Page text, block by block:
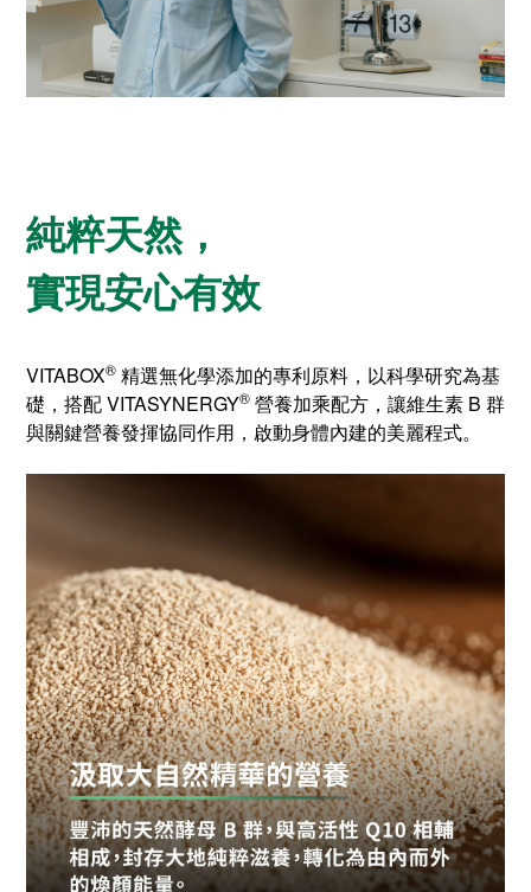
純粹天然，
實現安心有效
VITABOX® 精選無化學添加的專利原料，以科學研究為基
礎，搭配 VITASYNERGY® 營養加乘配方，讓維生素 B 群
與關鍵營養發揮協同作用，啟動身體內建的美麗程式。